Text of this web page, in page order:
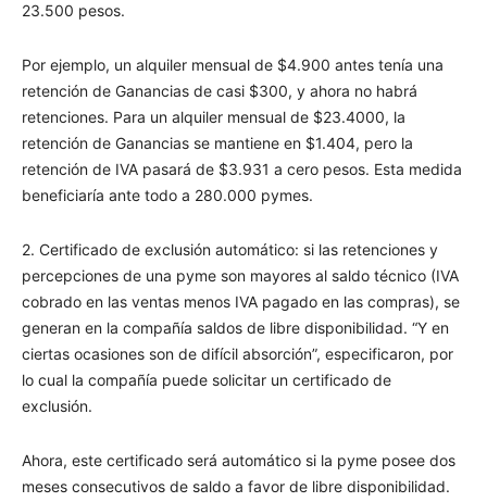
23.500 pesos.
Por ejemplo, un alquiler mensual de $4.900 antes tenía una
retención de Ganancias de casi $300, y ahora no habrá
retenciones. Para un alquiler mensual de $23.4000, la
retención de Ganancias se mantiene en $1.404, pero la
retención de IVA pasará de $3.931 a cero pesos. Esta medida
beneficiaría ante todo a 280.000 pymes.
2. Certificado de exclusión automático: si las retenciones y
percepciones de una pyme son mayores al saldo técnico (IVA
cobrado en las ventas menos IVA pagado en las compras), se
generan en la compañía saldos de libre disponibilidad. “Y en
ciertas ocasiones son de difícil absorción”, especificaron, por
lo cual la compañía puede solicitar un certificado de
exclusión.
Ahora, este certificado será automático si la pyme posee dos
meses consecutivos de saldo a favor de libre disponibilidad.